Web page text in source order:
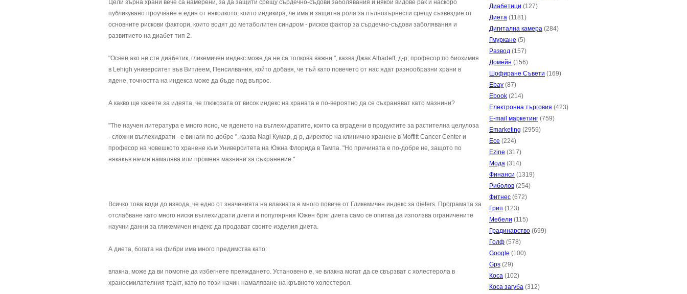
Цели зърна храни вече са намерени, за да защити срещу сърдечно-съдови заболявания и някои видове рак и наскоро
публикувано проучване е един от няколкото, които индикира, че има и защитна роля за пълнозърнести срещу съзвездие от
основните рискови фактори, които водят до метаболитен синдром - рисков фактор за сърдечно-съдови заболявания и
развитието на диабет тип 2.
"Освен ако не сте диабетик, гликемичен индекс може да не са толкова важни ", казва Джак Alhadeff, д-р, професор по биохимия
в Lehigh университет във Витлеем, Пенсилвания, който добавя, че тъй като повечето от нас ядат разнообразни храни в
ядене, точността на индекса може да бъде под въпрос.
А какво ще кажете за идеята, че глюкозата от висок индекс на храната е по-вероятно да се съхраняват като мазнини?
"The научен литература е много ясно, че яденето на въглехидратите, които са вградени в продуктите за растителна целулоза
- сложни въглехидрати - е винаги по-добре ", казва Nagi Кумар, д-р, директор на клинично хранене в Moffitt Cancer Center и
професор на човешкото хранене към Университета на Южна Флорида в Тампа. "Но причината е по-добре не, защото по
някакъв начин намалява или променя мазнини за съхранение."
Всичко това води до извода, че едно от значенията на влакната е много повече от Гликемичен индекс за dieters. Програмата за
отслабване като много ниски въглехидрати диети и популярния Южен бряг диета само се опитва да използва ограничените
научни данни за гликемичен индекс да продават своите изделия диета.
А диета, богата на фибри има много предимства като:
влакна, може да ви помогне да избегнете преяждането. Установено е, че влакна могат да се свързват с холестерола в
храносмилателния тракт, като по този начин намаляване на кръвното холестерол.
Диабетици (127)
Диета (1181)
Дигитална камера (284)
Гмуркане (5)
Развод (157)
Домейн (156)
Шофиране Съвети (169)
Ebay (87)
Ebook (214)
Електронна търговия (423)
E-mail маркетинг (759)
Emarketing (2959)
Есе (224)
Ezine (317)
Мода (314)
Финанси (1319)
Риболов (254)
Фитнес (672)
Грип (123)
Мебели (115)
Градинарство (699)
Голф (578)
Google (100)
Gps (29)
Коса (102)
Коса загуба (312)